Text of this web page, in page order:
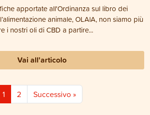
apportate all'Ordinanza sul libro dei
animale, OLAlA, non siamo più
i nostri oli di CBD a partire...
Vai all'articolo
1 2 Successivo »